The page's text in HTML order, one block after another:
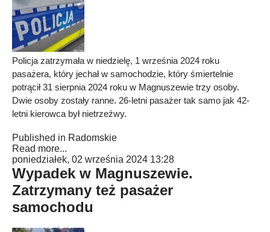
Policja zatrzymała w niedzielę, 1 września 2024 roku
pasażera, który jechał w samochodzie, który śmiertelnie
potrącił 31 sierpnia 2024 roku w Magnuszewie trzy osoby.
Dwie osoby zostały ranne. 26-letni pasażer tak samo jak 42-
letni kierowca był nietrzeźwy.
Published in Radomskie
Read more...
poniedziałek, 02 września 2024 13:28
Wypadek w Magnuszewie.
Zatrzymany też pasażer
samochodu